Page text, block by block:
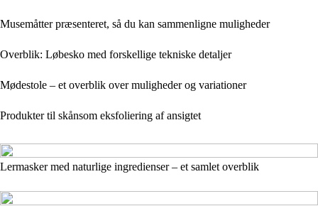
Musemåtter præsenteret, så du kan sammenligne muligheder
Overblik: Løbesko med forskellige tekniske detaljer
Mødestole – et overblik over muligheder og variationer
Produkter til skånsom eksfoliering af ansigtet
Lermasker med naturlige ingredienser – et samlet overblik